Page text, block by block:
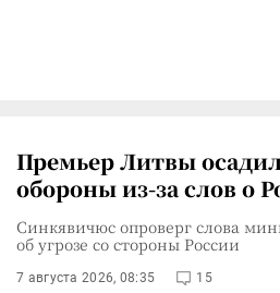
Премьер Литвы
обороны из-за слов о
Синкявичюс опроверг слова
об угрозе со стороны России
7 августа 2026, 08:35 15